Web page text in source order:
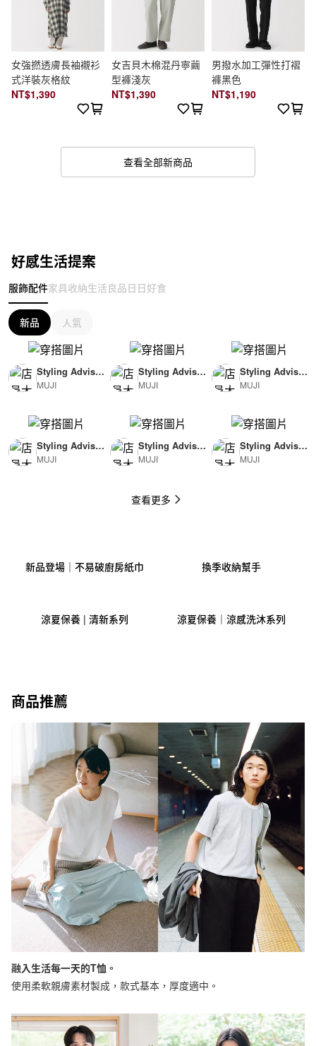
女強撚透膚長袖襯衫
式洋裝灰格紋
NT$1,390
女吉貝木棉混丹寧繭
型褲淺灰
NT$1,390
男撥水加工彈性打褶
褲黑色
NT$1,190
查看全部新商品
好感生活提案
服飾配件家具收納生活良品日日好食
新品 人氣
查看更多
Styling Advisor
( For Woman )
MUJI
Styling Advisor
( For Man )
MUJI
Styling Advisor
( For Man )
MUJI
Styling Advisor
( For Man )
MUJI
Styling Advisor
( For Woman )
MUJI
Styling Advisor
( For Man )
MUJI
新品登場｜不易破廚房紙巾 換季收納幫手
涼夏保養 | 清新系列 涼夏保養｜涼感洗沐系列
商品推薦
融入生活每一天的T恤。
使用柔軟親膚素材製成，款式基本，厚度適中。